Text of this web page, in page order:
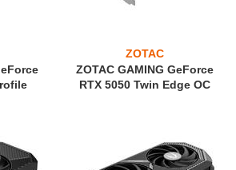
ZOTAC
ZOTAC GAMING GeForce
RTX 5050 Twin Edge OC